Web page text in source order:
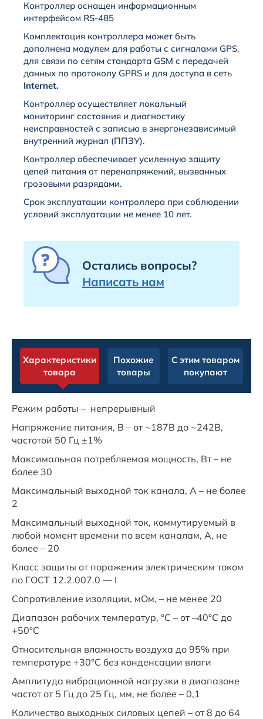
Контроллер оснащен информационным
интерфейсом RS-485
Комплектация контроллера может быть
дополнена модулем для работы с сигналами GPS,
для связи по сетям стандарта GSM с передачей
данных по протоколу GPRS и для доступа в сеть
Internet.
Контроллер осуществляет локальный
мониторинг состояния и диагностику
неисправностей с записью в энергонезависимый
внутренний журнал (ППЗУ).
Контроллер обеспечивает усиленную защиту
цепей питания от перенапряжений, вызванных
грозовыми разрядами.
Срок эксплуатации контроллера при соблюдении
условий эксплуатации не менее 10 лет.
Остались вопросы?
Написать нам
Характеристики
товара
Похожие
товары
С этим товаром
покупают
Режим работы – непрерывный
Напряжение питания, В – от ~187В до ~242В,
частотой 50 Гц ±1%
Максимальная потребляемая мощность, Вт – не
более 30
Максимальный выходной ток канала, А – не более
2
Максимальный выходной ток, коммутируемый в
любой момент времени по всем каналам, А, не
более – 20
Класс защиты от поражения электрическим током
по ГОСТ 12.2.007.0 — I
Сопротивление изоляции, мОм, – не менее 20
Диапазон рабочих температур, °C – от –40°C до
+50°C
Относительная влажность воздуха до 95% при
температуре +30°C без конденсации влаги
Амплитуда вибрационной нагрузки в диапазоне
частот от 5 Гц до 25 Гц, мм, не более – 0,1
Количество выходных силовых цепей – от 8 до 64